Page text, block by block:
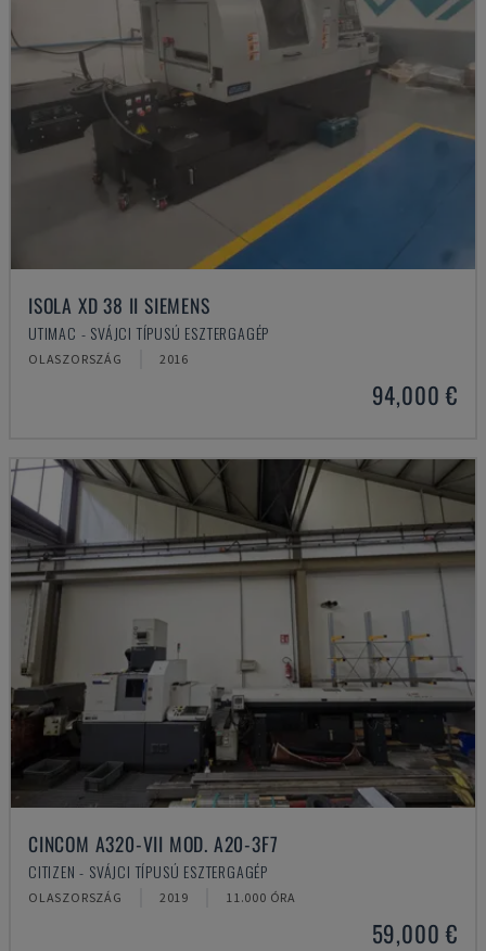
ISOLA XD 38 II SIEMENS
UTIMAC - SVÁJCI TÍPUSÚ ESZTERGAGÉP
OLASZORSZÁG 2016
94,000 €
CINCOM A320-VII MOD. A20-3F7
CITIZEN - SVÁJCI TÍPUSÚ ESZTERGAGÉP
OLASZORSZÁG 2019 11.000 ÓRA
59,000 €